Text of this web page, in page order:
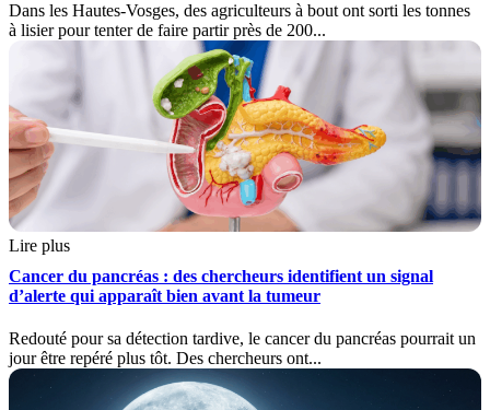
Dans les Hautes-Vosges, des agriculteurs à bout ont sorti les tonnes
à lisier pour tenter de faire partir près de 200...
Lire plus
Cancer du pancréas : des chercheurs identifient un signal
d’alerte qui apparaît bien avant la tumeur
Redouté pour sa détection tardive, le cancer du pancréas pourrait un
jour être repéré plus tôt. Des chercheurs ont...